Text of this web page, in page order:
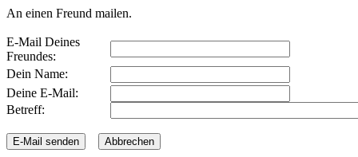
An einen Freund mailen.
E-Mail Deines
Freundes:
Dein Name:
Deine E-Mail:
Betreff: